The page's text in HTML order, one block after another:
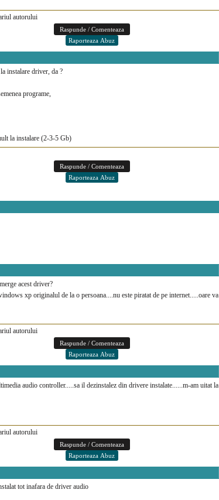
autorului
instalare driver, da ?
programe,
la instalare (2-3-5 Gb)
acest driver?
xp originalul de la o persoana....nu este piratat de pe internet.....oare
autorului
audio controller.....sa il dezinstalez din drivere instalate......m-am uitat
autorului
tot inafara de driver audio